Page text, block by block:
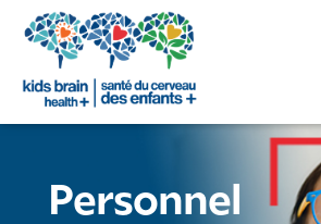
Personnel